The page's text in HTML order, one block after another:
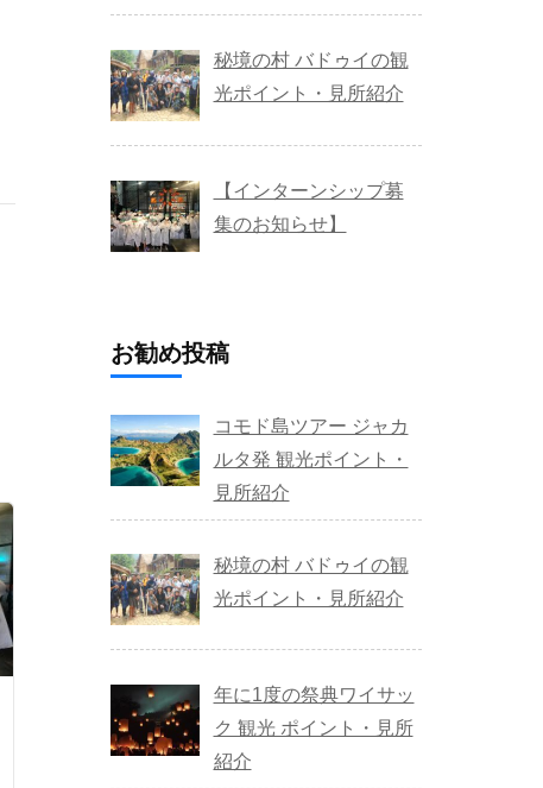
秘境の村 バドゥイの観
光ポイント・見所紹介
【インターンシップ募
集のお知らせ】
お勧め投稿
コモド島ツアー ジャカ
ルタ発 観光ポイント・
見所紹介
秘境の村 バドゥイの観
光ポイント・見所紹介
年に1度の祭典ワイサッ
ク 観光 ポイント・見所
紹介